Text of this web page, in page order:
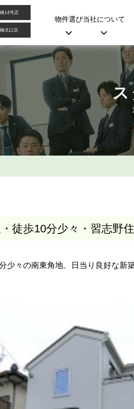
14号店
北口店
物件選び当社について
徒歩10分少々・習志野
少々の南東角地、日当り良好な新築